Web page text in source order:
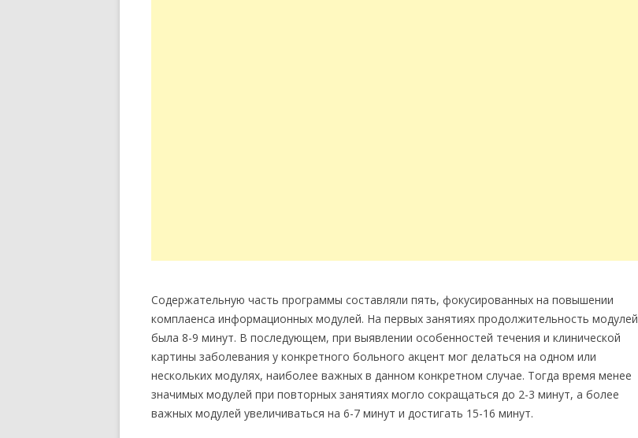
Содержательную часть программы составляли пять, фокусированных на повышении
комплаенса информационных модулей. На первых занятиях продолжительность модулей
была 8-9 минут. В последующем, при выявлении особенностей течения и клинической
картины заболевания у конкретного больного акцент мог делаться на одном или
нескольких модулях, наиболее важных в данном конкретном случае. Тогда время менее
значимых модулей при повторных занятиях могло сокращаться до 2-3 минут, а более
важных модулей увеличиваться на 6-7 минут и достигать 15-16 минут.